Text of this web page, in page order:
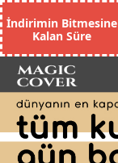
İndirimin Bitmesine
Kalan Süre